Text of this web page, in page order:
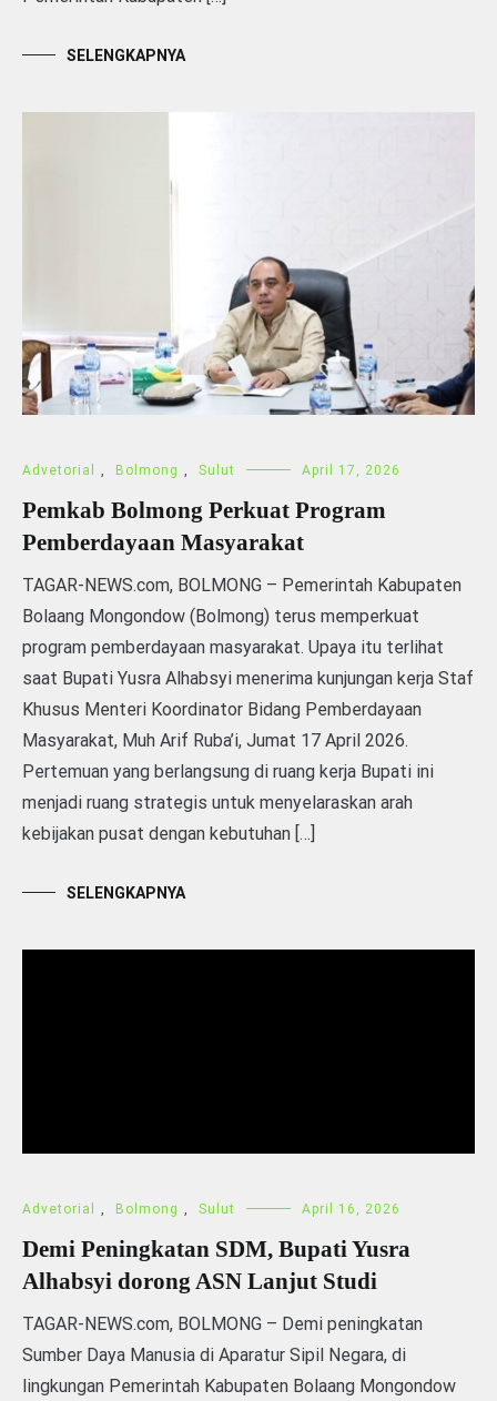
SELENGKAPNYA
Advetorial , Bolmong , Sulut April 17, 2026
Pemkab Bolmong Perkuat Program
Pemberdayaan Masyarakat
TAGAR-NEWS.com, BOLMONG – Pemerintah Kabupaten
Bolaang Mongondow (Bolmong) terus memperkuat
program pemberdayaan masyarakat. Upaya itu terlihat
saat Bupati Yusra Alhabsyi menerima kunjungan kerja Staf
Khusus Menteri Koordinator Bidang Pemberdayaan
Masyarakat, Muh Arif Ruba’i, Jumat 17 April 2026.
Pertemuan yang berlangsung di ruang kerja Bupati ini
menjadi ruang strategis untuk menyelaraskan arah
kebijakan pusat dengan kebutuhan […]
SELENGKAPNYA
Advetorial Bolmong Sulut April 16, 2026
Demi Peningkatan SDM, Bupati Yusra
Alhabsyi dorong ASN Lanjut Studi
TAGAR-NEWS.com, BOLMONG – Demi peningkatan
Sumber Daya Manusia di Aparatur Sipil Negara, di
lingkungan Pemerintah Kabupaten Bolaang Mongondow